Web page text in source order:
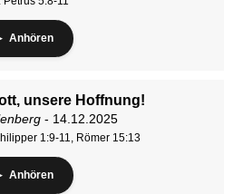
Anhören
unsere Hoffnung!
- 14.12.2025
1:9-11, Römer 15:13
Anhören